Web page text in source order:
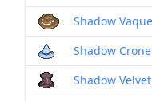
Shadow
Shadow
Shadow